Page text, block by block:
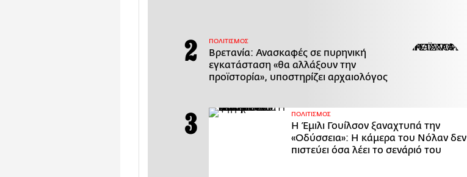
ΠΟΛΙΤΙΣΜΟΣ
Βρετανία: Ανασκαφές σε πυρηνική
εγκατάσταση «θα αλλάξουν την
προϊστορία», υποστηρίζει αρχαιολόγος
ΠΟΛΙΤΙΣΜΟΣ
Η Έμιλι Γουίλσον ξαναχτυπά την
«Οδύσσεια»: Η κάμερα του Νόλαν δεν
πιστεύει όσα λέει το σενάριό του